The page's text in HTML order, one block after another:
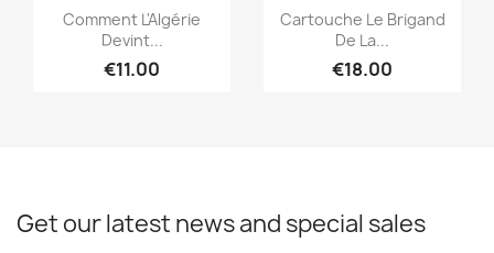
Quick view
Comment L'Algérie
Devint...
€11.00
Quick view
Cartouche Le Brigand
De La...
€18.00
Get our latest news and special sales